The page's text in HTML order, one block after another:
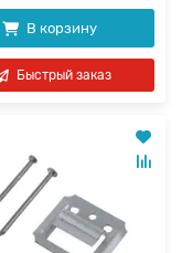
В корзину
Быстрый заказ